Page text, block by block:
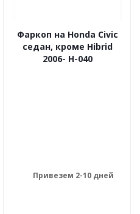
Фаркоп на Honda Civic
седан, кроме Hibrid
2006- H-040
Привезем 2-10 дней